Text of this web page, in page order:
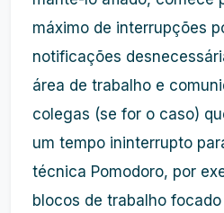
máximo de interrupções
notificações
área de trabalho e
colegas (se for o caso)
um tempo ininterrupto
técnica Pomodoro, por
blocos de trabalho